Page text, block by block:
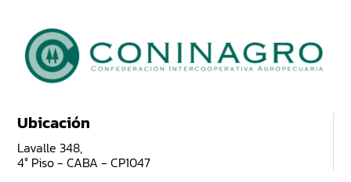
Ubicación
Lavalle 348,
4° Piso - CABA - CP1047